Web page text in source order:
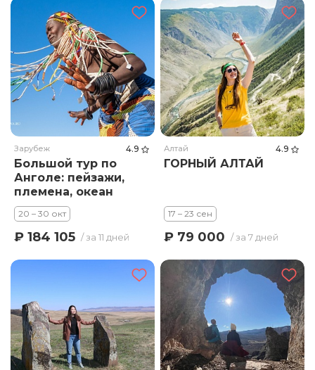
Зарубеж 4.9
Большой тур по
Анголе: пейзажи,
племена, океан
20 – 30 окт
₽ 184 105 / за 11 дней
Алтай 4.9
ГОРНЫЙ АЛТАЙ
17 – 23 сен
₽ 79 000 / за 7 дней